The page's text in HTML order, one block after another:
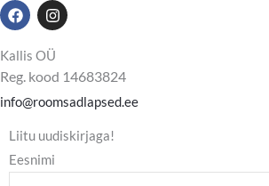
F
a
e
o
o
k
I
n
t
g
r
a
m
Kallis OÜ
Reg. kood 14683824
info@roomsadlapsed.ee
Liitu uudiskirjaga!
Eesnimi